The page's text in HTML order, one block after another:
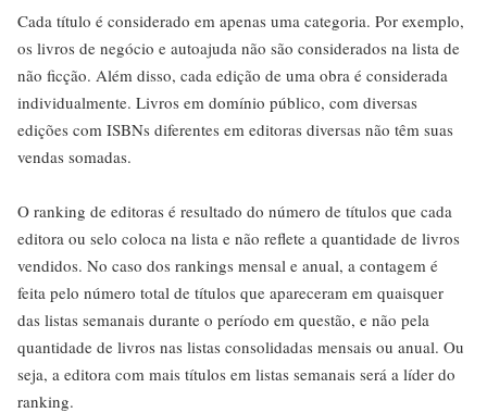
Cada título é considerado em apenas uma categoria. Por exemplo,
os livros de negócio e autoajuda não são considerados na lista de
não ficção. Além disso, cada edição de uma obra é considerada
individualmente. Livros em domínio público, com diversas
edições com ISBNs diferentes em editoras diversas não têm suas
vendas somadas.
O ranking de editoras é resultado do número de títulos que cada
editora ou selo coloca na lista e não reflete a quantidade de livros
vendidos. No caso dos rankings mensal e anual, a contagem é
feita pelo número total de títulos que apareceram em quaisquer
das listas semanais durante o período em questão, e não pela
quantidade de livros nas listas consolidadas mensais ou anual. Ou
seja, a editora com mais títulos em listas semanais será a líder do
ranking.